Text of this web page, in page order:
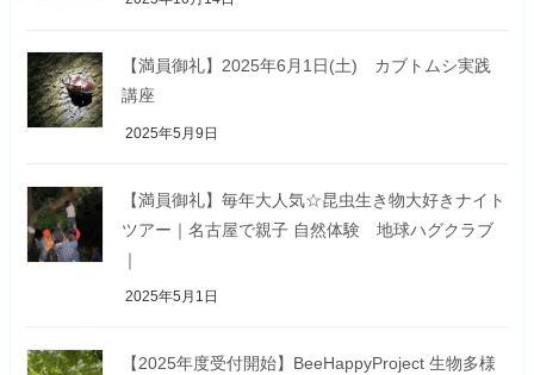
【満員御礼】2025年6月1日(土) カブトムシ実践
講座
2025年5月9日
【満員御礼】毎年大人気☆昆虫生き物大好きナイト
ツアー｜名古屋で親子 自然体験 地球ハグクラブ
｜
2025年5月1日
【2025年度受付開始】BeeHappyProject 生物多様